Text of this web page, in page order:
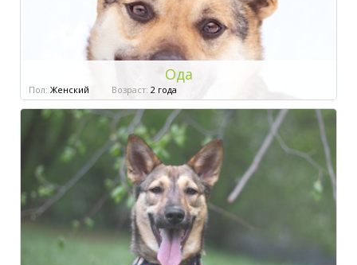
Ода
Пол: Женский Возраст: 2 года